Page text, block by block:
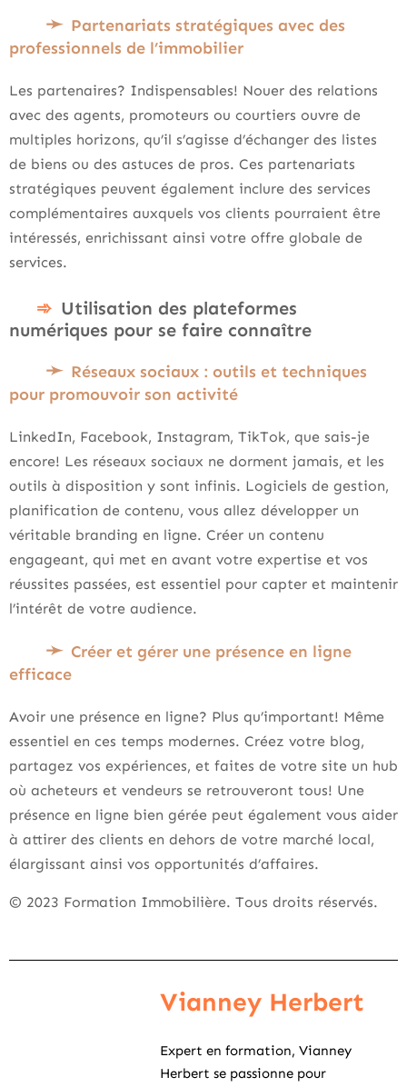
Partenariats stratégiques avec des
professionnels de l’immobilier
Les partenaires? Indispensables! Nouer des relations
avec des agents, promoteurs ou courtiers ouvre de
multiples horizons, qu’il s’agisse d’échanger des listes
de biens ou des astuces de pros. Ces partenariats
stratégiques peuvent également inclure des services
complémentaires auxquels vos clients pourraient être
intéressés, enrichissant ainsi votre offre globale de
services.
Utilisation des plateformes
numériques pour se faire connaître
Réseaux sociaux : outils et techniques
pour promouvoir son activité
LinkedIn, Facebook, Instagram, TikTok, que sais-je
encore! Les réseaux sociaux ne dorment jamais, et les
outils à disposition y sont infinis. Logiciels de gestion,
planification de contenu, vous allez développer un
véritable branding en ligne. Créer un contenu
engageant, qui met en avant votre expertise et vos
réussites passées, est essentiel pour capter et maintenir
l’intérêt de votre audience.
Créer et gérer une présence en ligne
efficace
Avoir une présence en ligne? Plus qu’important! Même
essentiel en ces temps modernes. Créez votre blog,
partagez vos expériences, et faites de votre site un hub
où acheteurs et vendeurs se retrouveront tous! Une
présence en ligne bien gérée peut également vous aider
à attirer des clients en dehors de votre marché local,
élargissant ainsi vos opportunités d’affaires.
© 2023 Formation Immobilière. Tous droits réservés.
Vianney Herbert
Expert en formation, Vianney
Herbert se passionne pour